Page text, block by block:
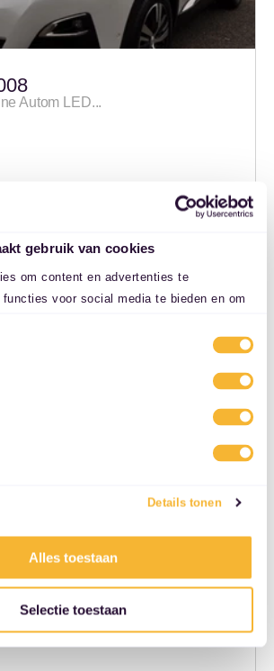
gebruik van cookies
om content en advertenties te
voor social media te bieden en om
site met onze partners voor social media,
informatie die u aan ze heeft verstrekt
op basis van uw gebruik van hun
Details tonen
Alles toestaan
Selectie toestaan
Autom LED...
Executive M...